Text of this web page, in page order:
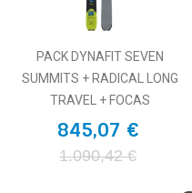
PACK DYNAFIT SEVEN
SUMMITS + RADICAL LONG
TRAVEL + FOCAS
845,07 €
1.090,42 €